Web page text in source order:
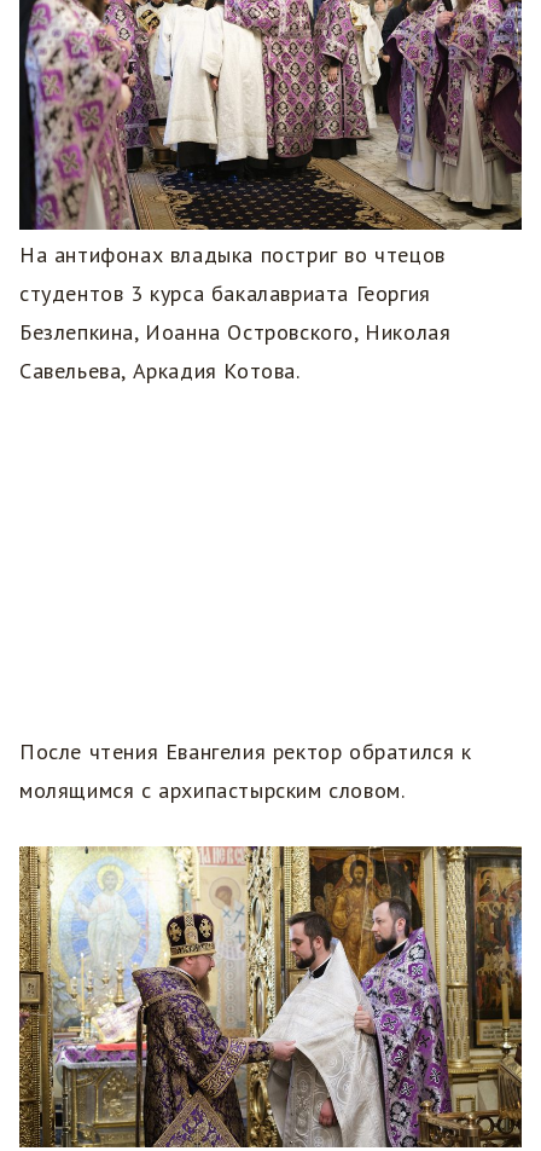
На антифонах владыка постриг во чтецов
студентов 3 курса бакалавриата Георгия
Безлепкина, Иоанна Островского, Николая
Савельева, Аркадия Котова.
После чтения Евангелия ректор обратился к
молящимся с архипастырским словом.